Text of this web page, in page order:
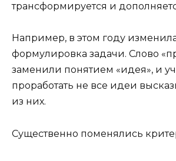
трансформируется и
Например, в этом году
формулировка задачи. Слово
заменили понятием «идея», и
проработать не все идеи
из них.
Существенно поменялись